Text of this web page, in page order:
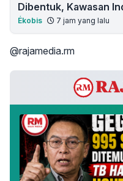
Dibentuk, Kawasan
Ékobis 7 jam yang lalu
@rajamedia.rm